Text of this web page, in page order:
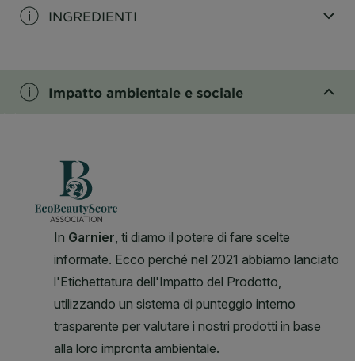
INGREDIENTI
Impatto ambientale e sociale